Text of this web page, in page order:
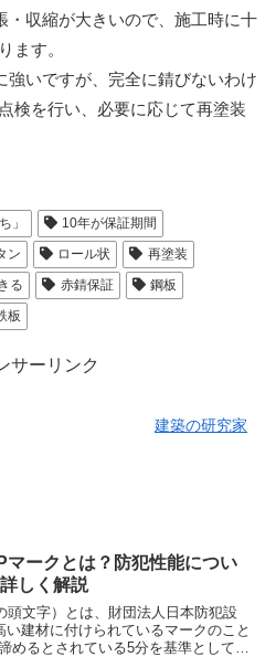
・収縮が大きいので、施工時に十
ます。
強いですが、完全に錆びないわけ
検を行い、必要に応じて再塗装
」
10年が保証期間
ン ロール状
再塗装
る
赤錆保証
鋼板
板
サーリンク
建築の研究家
マークとは？防犯性能につい
しく解説
頭文字）とは、財団法人日本防犯設
建材に付けられているマークのこと
めるとされている5分を基準としてお